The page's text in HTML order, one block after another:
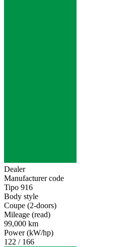
Dealer
Manufacturer code
Tipo 916
Body style
Coupe (2-doors)
Mileage (read)
99,000 km
Power (kW/hp)
122 / 166